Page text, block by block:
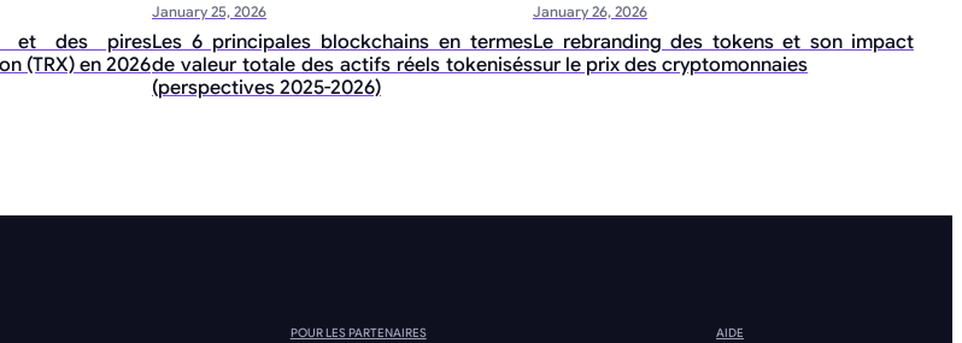
et des pires
(TRX) en 2026
January 25, 2026
Les 6 principales blockchains en termes
de valeur totale des actifs réels tokenisés
(perspectives 2025-2026)
January 26, 2026
Le rebranding des tokens et son impact
sur le prix des cryptomonnaies
POUR LES PARTENAIRES AIDE